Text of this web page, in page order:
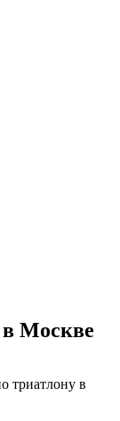
в Москве